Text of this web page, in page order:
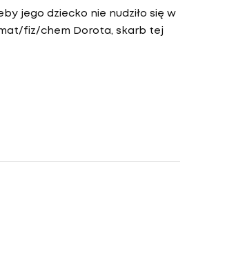
jego dziecko nie nudziło się w
fiz/chem Dorota, skarb tej